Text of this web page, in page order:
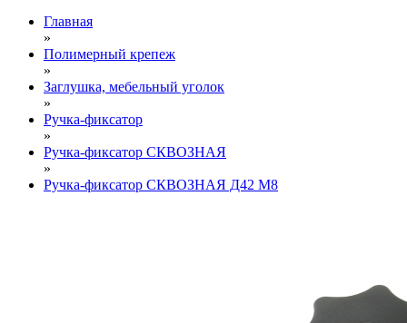
Главная
»
Полимерный крепеж
»
Заглушка, мебельный уголок
»
Ручка-фиксатор
»
Ручка-фиксатор СКВОЗНАЯ
»
Ручка-фиксатор СКВОЗНАЯ Д42 М8